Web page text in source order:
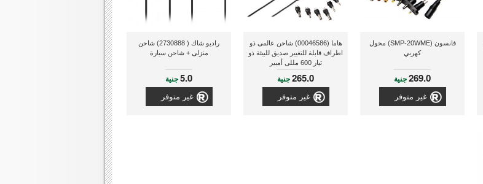
فانسون (SMP-20WME) محول
كهربي
269.0جنية
غير متوفر
هاما (00046586) شاحن عالمى ذو
اطراف قابلة للتغيير صديق للبيئة ذو
تيار 600 مللى أمبير
265.0جنية
غير متوفر
راديو شاك ( 2730888) شاحن
منزلى + شاحن سيارة
5.0جنية
غير متوفر